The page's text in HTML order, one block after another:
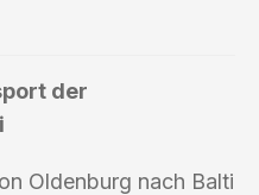
der
Oldenburg nach Balti